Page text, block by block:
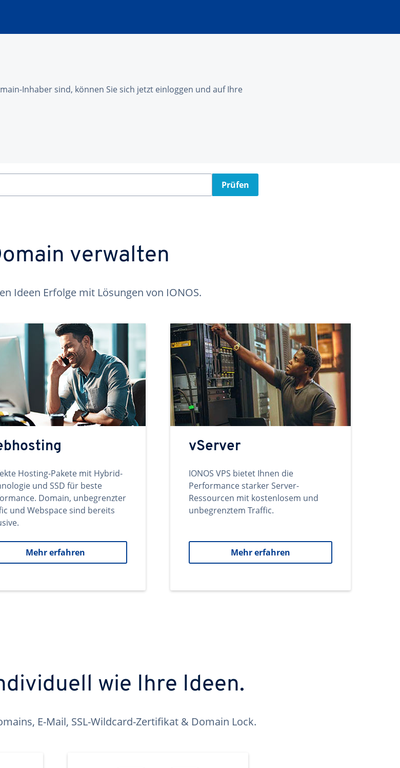
Inhaber sind, können Sie sich jetzt einloggen und auf Ihre
Prüfen
verwalten
Ideen Erfolge mit Lösungen von IONOS.
Hosting-Pakete mit Hybrid-
und SSD für beste
Domain, unbegrenzter
und Webspace sind bereits
Mehr erfahren
vServer
IONOS VPS bietet Ihnen die
Performance starker Server-
Ressourcen mit kostenlosem und
unbegrenztem Traffic.
Mehr erfahren
wie Ihre Ideen.
E-Mail, SSL-Wildcard-Zertifikat & Domain Lock.